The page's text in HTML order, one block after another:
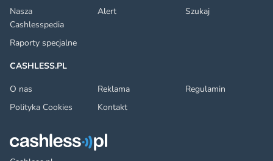
Nasza
Cashlesspedia
Alert Szukaj
Raporty specjalne
CASHLESS.PL
O nas
Reklama
Regulamin
Polityka Cookies
Kontakt